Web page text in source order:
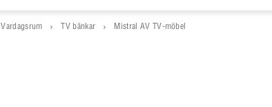
Vardagsrum TV bänkar Mistral AV TV-möbel